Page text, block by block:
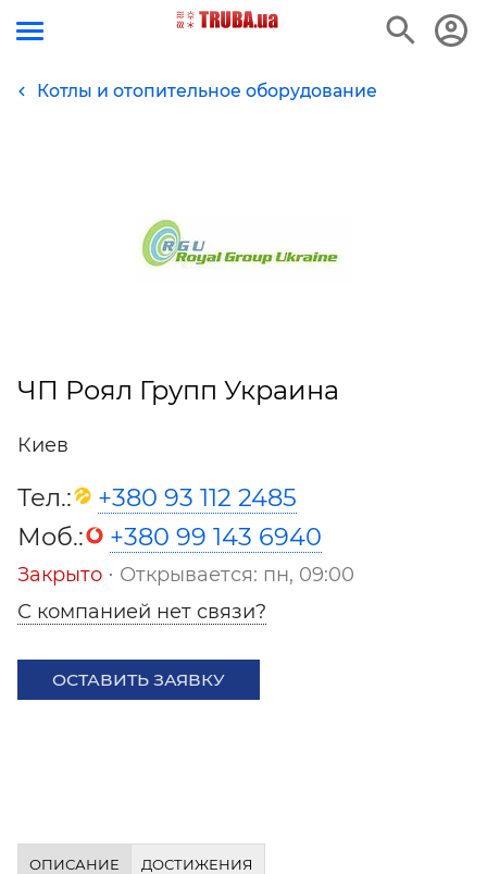
Котлы и отопительное оборудование
ЧП Роял Групп Украина
Киев
Тел.:
+380 93 112 2485
Моб.:
+380 99 143 6940
Закрыто ⋅ Открывается: пн, 09:00
С компанией нет связи?
ОСТАВИТЬ ЗАЯВКУ
ОПИСАНИЕ ДОСТИЖЕНИЯ